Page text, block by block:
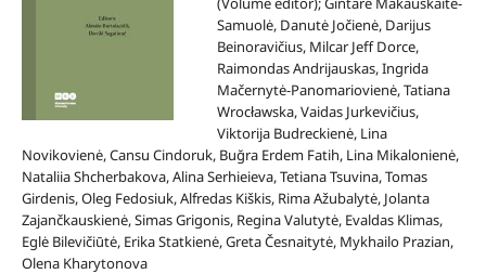
Samuolė, Danutė Jočienė, Darijus
Beinoravičius, Milcar Jeff Dorce,
Raimondas Andrijauskas, Ingrida
Mačernytė-Panomariovienė, Tatiana
Wrocławska, Vaidas Jurkevičius,
Viktorija Budreckienė, Lina
Novikovienė, Cansu Cindoruk, Buğra Erdem Fatih, Lina Mikalonienė,
Nataliia Shcherbakova, Alina Serhieieva, Tetiana Tsuvina, Tomas
Girdenis, Oleg Fedosiuk, Alfredas Kiškis, Rima Ažubalytė, Jolanta
Zajančkauskienė, Simas Grigonis, Regina Valutytė, Evaldas Klimas,
Eglė Bilevičiūtė, Erika Statkienė, Greta Česnaitytė, Mykhailo Prazian,
Olena Kharytonova